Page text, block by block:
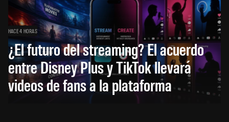
HACE 4 HORAS
¿El futuro del streaming? El acuerdo
entre Disney Plus y TikTok llevará
videos de fans a la plataforma